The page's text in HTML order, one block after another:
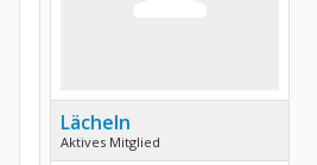
Lächeln
Aktives Mitglied